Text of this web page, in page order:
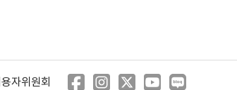
자위원회